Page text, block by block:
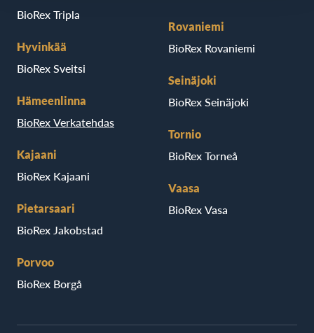
BioRex Tripla
Hyvinkää
BioRex Sveitsi
Hämeenlinna
BioRex Verkatehdas
Kajaani
BioRex Kajaani
Pietarsaari
BioRex Jakobstad
Porvoo
BioRex Borgå
Rovaniemi
BioRex Rovaniemi
Seinäjoki
BioRex Seinäjoki
Tornio
BioRex Torneå
Vaasa
BioRex Vasa